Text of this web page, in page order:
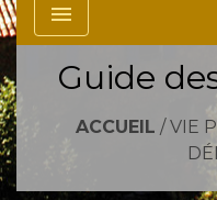
menu
Guide
ACCUEIL / VIE